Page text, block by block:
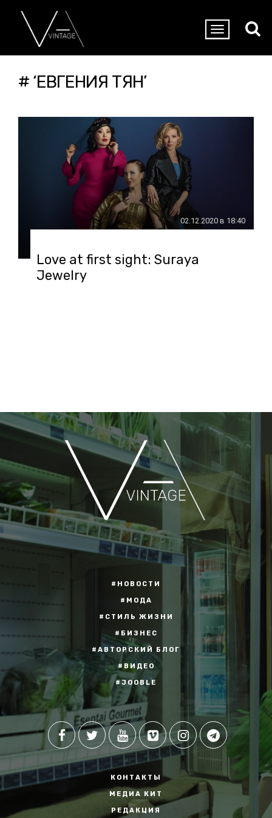
# ‘ЕВГЕНИЯ ТЯН’
02.12.2020 в 18:40
Love at first sight: Suraya
Jewelry
#НОВОСТИ
#МОДА
#СТИЛЬ ЖИЗНИ
#БИЗНЕС
#АВТОРСКИЙ БЛОГ
#ВИДЕО
#JOOBLE
КОНТАКТЫ
МЕДИА КИТ
РЕДАКЦИЯ